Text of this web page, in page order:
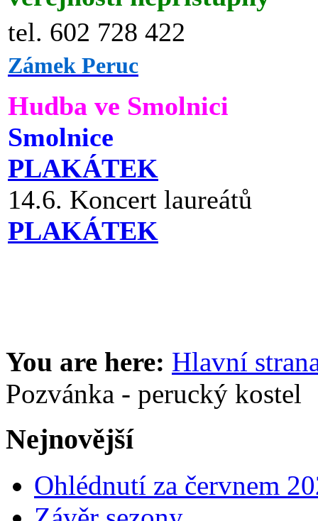
tel. 602 728 422
Zámek Peruc
Hudba ve Smolnici
Smolnice
PLAKÁTEK
14.6. Koncert laureátů
PLAKÁTEK
You are here: Hlavní
Pozvánka - perucký kostel
Nejnovější
Ohlédnutí za červnem